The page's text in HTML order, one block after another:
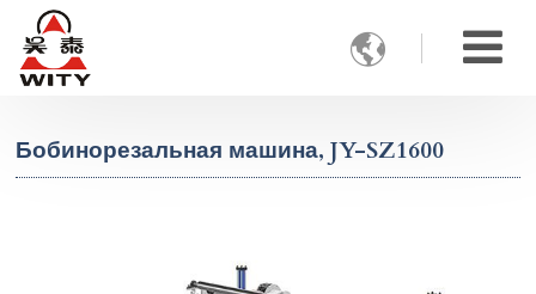

Бобинорезальная машина, JY-SZ1600